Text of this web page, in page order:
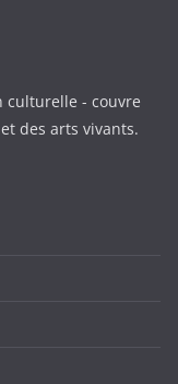
- couvre
des arts vivants.